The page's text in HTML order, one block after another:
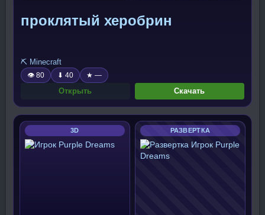
проклятый херобрин
⛏️ Minecraft
👁 80 ⬇ 40 ★ —
Открыть Скачать
3D РАЗВЕРТКА